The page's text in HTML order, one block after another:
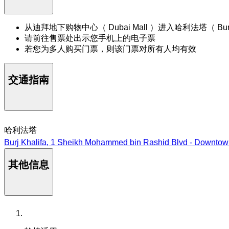
从迪拜地下购物中心（ Dubai Mall ）进入哈利法塔（
请前往售票处出示您手机上的电子票
若您为多人购买门票，则该门票对所有人均有效
交通指南
哈利法塔
Burj Khalifa, 1 Sheikh Mohammed bin Rashid Blvd -
其他信息